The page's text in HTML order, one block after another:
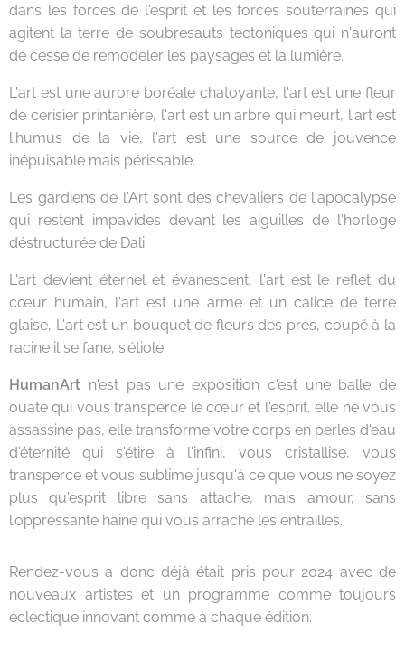
dans les forces de l'esprit et les forces souterraines qui
agitent la terre de soubresauts tectoniques qui n'auront
de cesse de remodeler les paysages et la lumière.
L'art est une aurore boréale chatoyante, l'art est une fleur
de cerisier printanière, l'art est un arbre qui meurt, l'art est
l'humus de la vie, l'art est une source de jouvence
inépuisable mais périssable.
Les gardiens de l'Art sont des chevaliers de l'apocalypse
qui restent impavides devant les aiguilles de l'horloge
déstructurée de Dali.
L'art devient éternel et évanescent, l'art est le reflet du
cœur humain, l'art est une arme et un calice de terre
glaise, L'art est un bouquet de fleurs des prés, coupé à la
racine il se fane, s'étiole.
HumanArt n'est pas une exposition c'est une balle de
ouate qui vous transperce le cœur et l'esprit, elle ne vous
assassine pas, elle transforme votre corps en perles d'eau
d'éternité qui s'étire à l'infini, vous cristallise, vous
transperce et vous sublime jusqu'à ce que vous ne soyez
plus qu'esprit libre sans attache, mais amour, sans
l'oppressante haine qui vous arrache les entrailles.
Rendez-vous a donc déjà était pris pour 2024 avec de
nouveaux artistes et un programme comme toujours
éclectique innovant comme à chaque édition.